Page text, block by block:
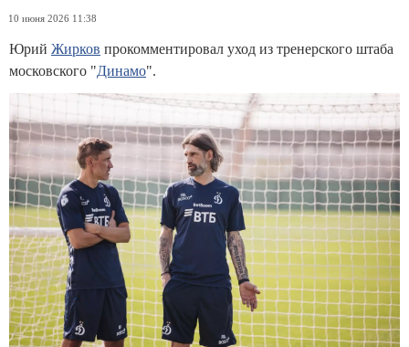
10 июня 2026 11:38
Юрий Жирков прокомментировал уход из тренерского штаба
московского "Динамо".